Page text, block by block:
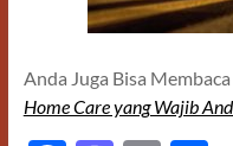
Anda Juga Bisa
Home Care yang Wajib